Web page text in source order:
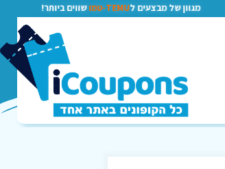
מגוון של מבצעים לTEMU-טמו שווים ביותר!